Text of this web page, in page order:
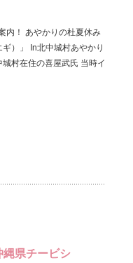
内！ あやかりの杜夏休み
）」 In北中城村あやかり
村在住の喜屋武氏 当時イ
縄県チービシ